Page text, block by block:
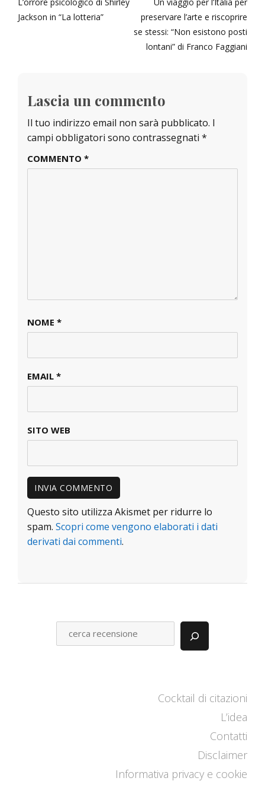
articoli
post:
Jackson in “La lotteria”
post:
preservare l’arte e riscoprire
se stessi: “Non esistono posti
lontani” di Franco Faggiani
Lascia un commento
Il tuo indirizzo email non sarà pubblicato. I
campi obbligatori sono contrassegnati *
COMMENTO *
NOME *
EMAIL *
SITO WEB
Questo sito utilizza Akismet per ridurre lo
spam. Scopri come vengono elaborati i dati
derivati dai commenti.
Cocktail di citazioni
L’idea
Contatti
Disclaimer
Informativa privacy e cookie